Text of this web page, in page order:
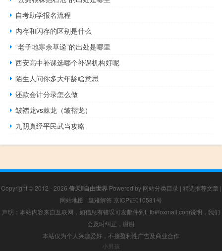
自考助学报名流程
内存和闪存的区别是什么
“老子地寒余草迳”的出处是哪里
西安高中补课选哪个补课机构好呢
陌生人问你多大年龄啥意思
还款会计分录怎么做
皱褶龙vs棘龙（皱褶龙）
九阴真经平民武当攻略
Copyright © 2012 - 2026 倚天Ⅱ自由世界Powered by 网站分类目录 | 精选推荐文章 |
网站地图 | 疑难解答 京ICP证010581号
声明：本站内容来自互联网，如信息有错误可发邮件到f_fb#foxmail.com说明，我们
会及时纠正，谢谢
本站仅为个人兴趣爱好，不接盈利性广告及商业合作
小男孩